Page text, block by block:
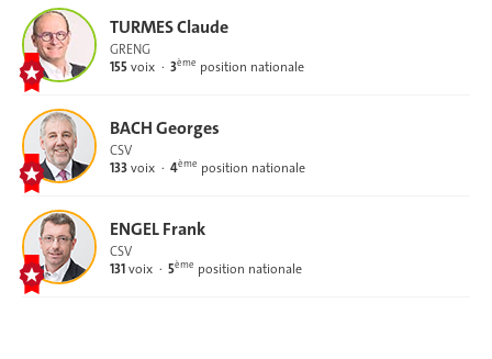
TURMES Claude
GRENG
155voix 3ème position nationale
BACH Georges
CSV
133voix 4ème position nationale
ENGEL Frank
CSV
131voix 5ème position nationale